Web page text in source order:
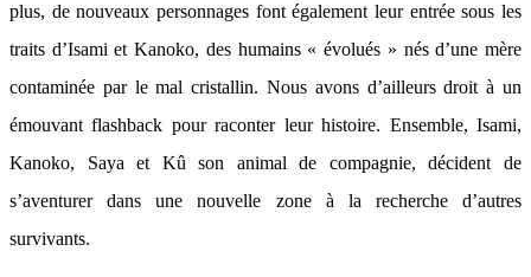
plus, de nouveaux personnages font également leur entrée sous les
traits d’Isami et Kanoko, des humains « évolués » nés d’une mère
contaminée par le mal cristallin. Nous avons d’ailleurs droit à un
émouvant flashback pour raconter leur histoire. Ensemble, Isami,
Kanoko, Saya et Kû son animal de compagnie, décident de
s’aventurer dans une nouvelle zone à la recherche d’autres
survivants.